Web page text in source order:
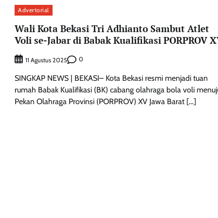
Advertorial
Wali Kota Bekasi Tri Adhianto Sambut Atlet
Voli se-Jabar di Babak Kualifikasi PORPROV
11 Agustus 2025 0
SINGKAP NEWS | BEKASI– Kota Bekasi resmi menjadi tuan
rumah Babak Kualifikasi (BK) cabang olahraga bola voli
Pekan Olahraga Provinsi (PORPROV) XV Jawa Barat […]